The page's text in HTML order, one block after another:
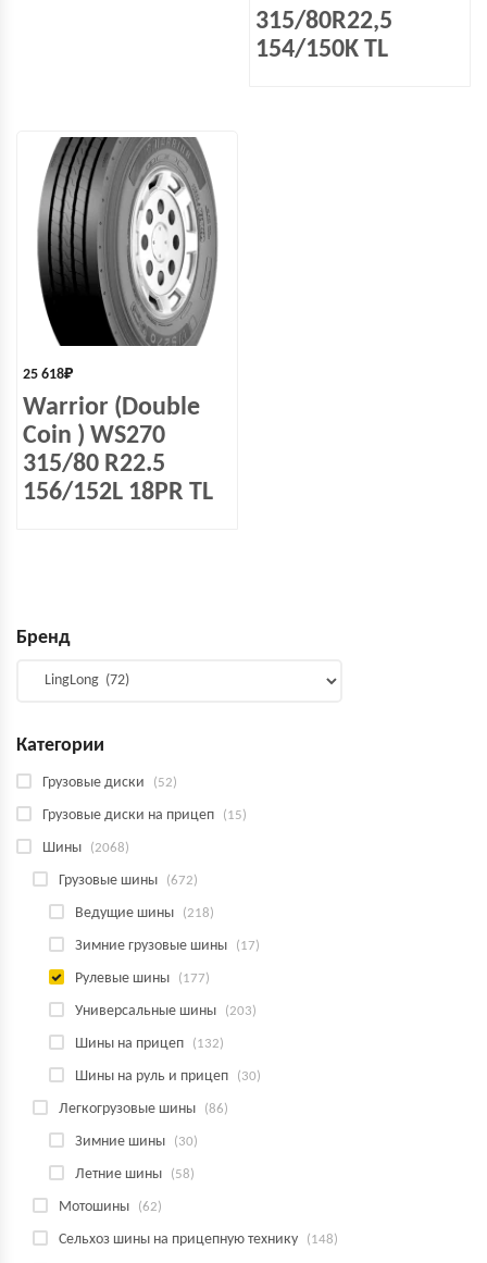
315/80R22,5
154/150K TL
25 618₽
Warrior (Double
Coin ) WS270
315/80 R22.5
156/152L 18PR TL
Бренд
Категории
Грузовые диски (52)
Грузовые диски на прицеп (15)
Шины (2068)
Грузовые шины (672)
Ведущие шины (218)
Зимние грузовые шины (17)
Рулевые шины (177)
Универсальные шины (203)
Шины на прицеп (132)
Шины на руль и прицеп (30)
Легкогрузовые шины (86)
Зимние шины (30)
Летние шины (58)
Мотошины (62)
Сельхоз шины на прицепную технику (148)